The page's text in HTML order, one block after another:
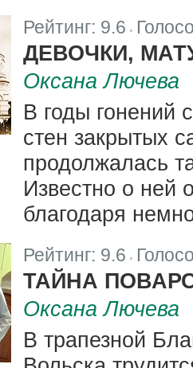
Рейтинг: 9.6
ДЕВОЧКИ,
Оксана Лючева
В годы гонений
стен закрытых
продолжалась
Известно о ней
благодаря
Рейтинг: 9.6
ТАЙНА
Оксана Лючева
В трапезной